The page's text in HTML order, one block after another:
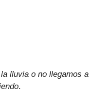
lluvia o no llegamos a
.